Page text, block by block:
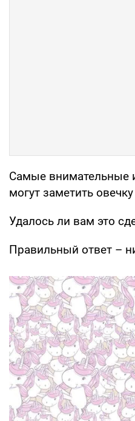
Самые внимательные
могут заметить
Удалось ли вам это
Правильный ответ –